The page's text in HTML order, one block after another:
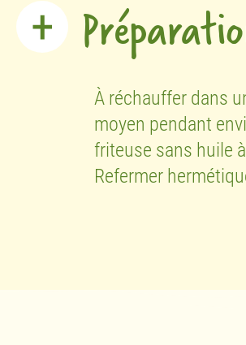
À réchauffer dans
moyen pendant
friteuse sans huile
Refermer